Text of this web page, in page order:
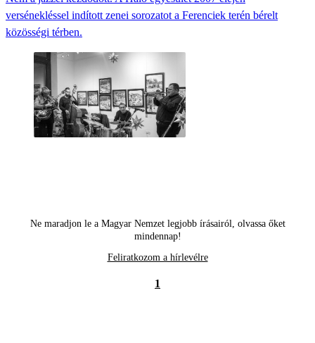
versénekléssel indított zenei sorozatot a Ferenciek terén bérelt
közösségi térben.
Ne maradjon le a Magyar Nemzet legjobb írásairól, olvassa őket
mindennap!
Feliratkozom a hírlevélre
1